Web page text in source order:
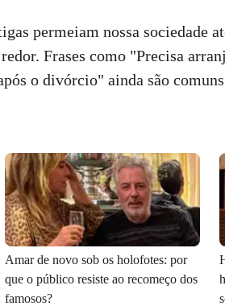
permeiam nossa sociedade
Frases como "Precisa
o divórcio" ainda são
Amar de novo sob os holofotes: por
que o público resiste ao recomeço dos
famosos?